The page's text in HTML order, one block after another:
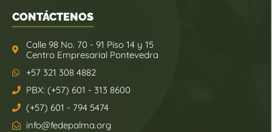
CONTÁCTENOS
Calle 98 No. 70 - 91 Piso 14 y 15
Centro Empresarial Pontevedra
+57 321 308 4882
PBX: (+57) 601 - 313 8600
(+57) 601 - 794 5474
info@fedepalma.org